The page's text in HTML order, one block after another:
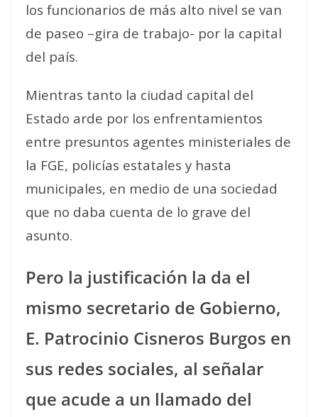
los funcionarios de más alto nivel se van
de paseo –gira de trabajo- por la capital
del país.
Mientras tanto la ciudad capital del
Estado arde por los enfrentamientos
entre presuntos agentes ministeriales de
la FGE, policías estatales y hasta
municipales, en medio de una sociedad
que no daba cuenta de lo grave del
asunto.
Pero la justificación la da el
mismo secretario de Gobierno,
E. Patrocinio Cisneros Burgos en
sus redes sociales, al señalar
que acude a un llamado del